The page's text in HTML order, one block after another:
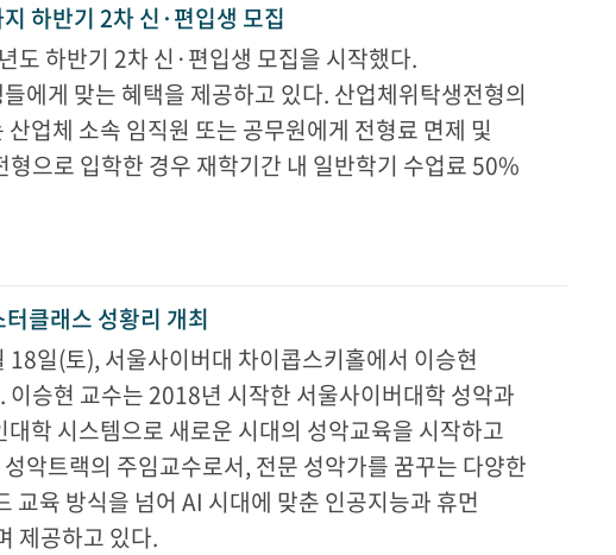
하반기 2차 신·편입생 모집
도 하반기 2차 신·편입생 모집을 시작했다.
에게 맞는 혜택을 제공하고 있다. 산업체위탁생전형의
업체 소속 임직원 또는 공무원에게 전형료 면제 및
으로 입학한 경우 재학기간 내 일반학기 수업료 50%
클래스 성황리 개최
일(토), 서울사이버대 차이콥스키홀에서 이승현
승현 교수는 2018년 시작한 서울사이버대학 성악과
학 시스템으로 새로운 시대의 성악교육을 시작하고
악트랙의 주임교수로서, 전문 성악가를 꿈꾸는 다양한
교육 방식을 넘어 AI 시대에 맞춘 인공지능과 휴먼
제공하고 있다.